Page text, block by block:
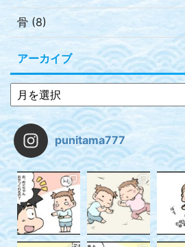
骨 (8)
アーカイブ
punitama777